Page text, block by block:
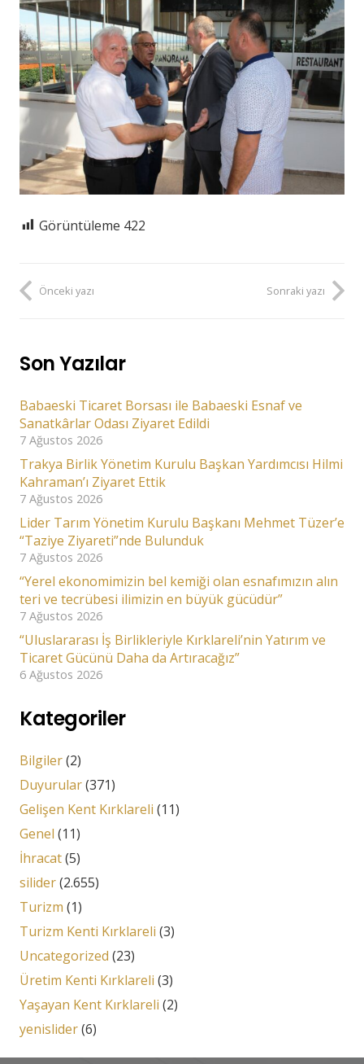
Görüntüleme 422
Önceki yazı Sonraki yazı
Son Yazılar
Babaeski Ticaret Borsası ile Babaeski Esnaf ve
Sanatkârlar Odası Ziyaret Edildi
7 Ağustos 2026
Trakya Birlik Yönetim Kurulu Başkan Yardımcısı Hilmi
Kahraman’ı Ziyaret Ettik
7 Ağustos 2026
Lider Tarım Yönetim Kurulu Başkanı Mehmet Tüzer’e
“Taziye Ziyareti”nde Bulunduk
7 Ağustos 2026
“Yerel ekonomimizin bel kemiği olan esnafımızın alın
teri ve tecrübesi ilimizin en büyük gücüdür”
7 Ağustos 2026
“Uluslararası İş Birlikleriyle Kırklareli’nin Yatırım ve
Ticaret Gücünü Daha da Artıracağız”
6 Ağustos 2026
Kategoriler
Bilgiler(2)
Duyurular(371)
Gelişen Kent Kırklareli (11)
Genel (11)
İhracat(5)
silider(2.655)
Turizm (1)
Turizm Kenti Kırklareli (3)
Uncategorized (23)
Üretim Kenti Kırklareli (3)
Yaşayan Kent Kırklareli (2)
yenislider(6)